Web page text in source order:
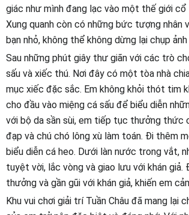
giác như mình đang lạc vào một thế giới
Xung quanh còn có những bức tượng nhân
bạn nhỏ, không thể không dừng lại chụp
Sau những phút giây thư giãn với các trò
sấu và xiếc thú. Nơi đây có một tòa nhà
mục xiếc đặc sắc. Em không khỏi thót tim
cho đầu vào miệng cá sấu để biểu diễn
với bộ da sần sùi, em tiếp tục thưởng thức
đạp và chú chó lông xù làm toán. Đi thêm
biểu diễn cá heo. Dưới làn nước trong vắt,
tuyệt vời, lắc vòng và giao lưu với khán giả.
thưởng và gần gũi với khán giả, khiến em
Khu vui chơi giải trí Tuần Châu đã mang lại